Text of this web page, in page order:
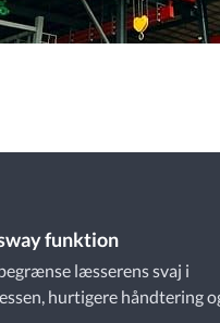
funktion
læsserens svaj i
hurtigere håndtering